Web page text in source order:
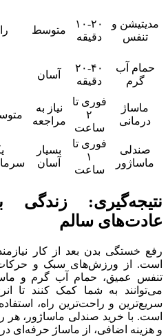
مدیتیشن و
تنفس
۱۰-۲۰
دقیقه
متوسط
حمام آب
گرم
۲۰-۴۰
دقیقه
آسان
ماساژ
درمانی
فوری تا
۲
ساعت
نیاز به
مراجعه
صندلی
ماساژور
فوری تا
۱
ساعت
بسیار
آسان
نتیجه‌گیری:
عادت‌های سالم
رفع خستگی بدن بعد از کار
است. از ورزش‌های سبک و
تنفس عمیق، حمام آب گرم و
می‌توانند به شما کمک کنند تا
سریع‌ترین و راحت‌ترین راه،
است. با خرید صندلی ماساژور،
و هزینه اضافی، از ماساژ حرفه‌ای